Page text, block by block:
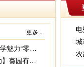
更多...
科普大篷车“六进”活动让科学魅力“零距离”
【精神文明建设西宁在行动】葵园有光 雷锋常在